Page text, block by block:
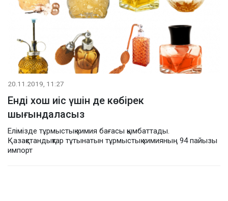
20.11.2019, 11:27
Енді хош иіс үшін де көбірек
шығындаласыз
Елімізде тұрмыстық химия бағасы қымбаттады.
Қазақстандықтар тұтынатын тұрмыстық химияның 94 пайызы
импорт